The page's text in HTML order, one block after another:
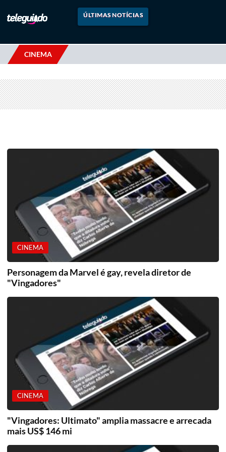
ÚLTIMAS NOTÍCIAS
CINEMA
CINEMA
Personagem da Marvel é gay, revela diretor de
"Vingadores"
CINEMA
"Vingadores: Ultimato" amplia massacre e arrecada
mais US$ 146 mi